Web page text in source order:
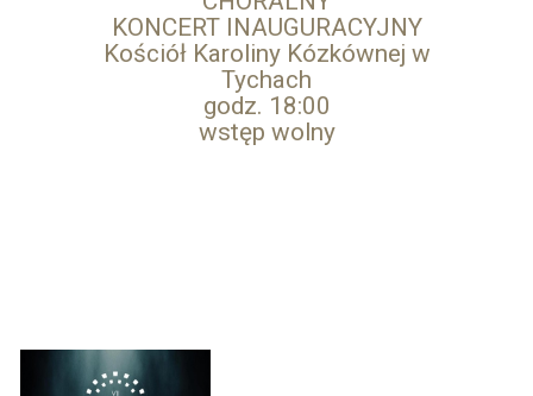
KONCERT INAUGURACYJNY
Kościół Karoliny Kózkównej w
Tychach
godz. 18:00
wstęp wolny